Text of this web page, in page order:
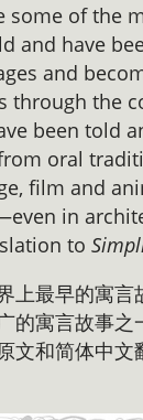
some of the
and have
and
through the
been told
oral
film and
in
to
上最早的寓言
的寓言故事之
文和简体中文